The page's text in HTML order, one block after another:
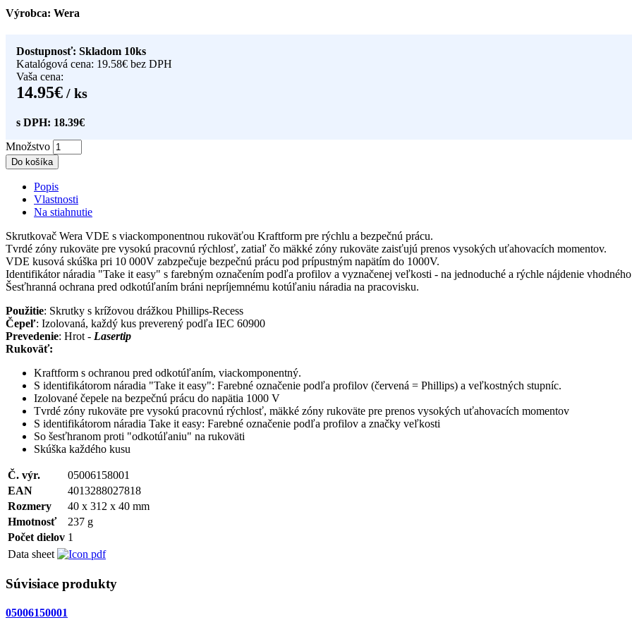
Výrobca: Wera
Dostupnosť: Skladom 10ks
Katalógová cena: 19.58€ bez DPH
Vaša cena:
14.95€ / ks
s DPH: 18.39€
Množstvo
Do košíka
Popis
Vlastnosti
Na stiahnutie
Skrutkovač Wera VDE s viackomponentnou rukoväťou Kraftform pre rýchlu a bezpečnú prácu.
Tvrdé zóny rukoväte pre vysokú pracovnú rýchlosť, zatiaľ čo mäkké zóny rukoväte zaisťujú prenos vysokých uťahovacích momentov.
VDE kusová skúška pri 10 000V zabzpečuje bezpečnú prácu pod prípustným napätím do 1000V.
Identifikátor náradia "Take it easy" s farebným označením podľa profilov a vyznačenej veľkosti - na jednoduché a rýchle nájdenie vhodného
Šesťhranná ochrana pred odkotúľaním bráni nepríjemnému kotúľaniu náradia na pracovisku.
Použitie: Skrutky s krížovou drážkou Phillips-Recess
Čepeľ: Izolovaná, každý kus preverený podľa IEC 60900
Prevedenie: Hrot - Lasertip
Rukoväť:
Kraftform s ochranou pred odkotúľaním, viackomponentný.
S identifikátorom náradia "Take it easy": Farebné označenie podľa profilov (červená = Phillips) a veľkostných stupníc.
Izolované čepele na bezpečnú prácu do napätia 1000 V
Tvrdé zóny rukoväte pre vysokú pracovnú rýchlosť, mäkké zóny rukoväte pre prenos vysokých uťahovacích momentov
S identifikátorom náradia Take it easy: Farebné označenie podľa profilov a značky veľkosti
So šesťhranom proti "odkotúľaniu" na rukoväti
Skúška každého kusu
Č. výr.
05006158001
EAN
4013288027818
Rozmery
40 x 312 x 40 mm
Hmotnosť
237 g
Počet dielov 1
Data sheet
Súvisiace produkty
05006150001